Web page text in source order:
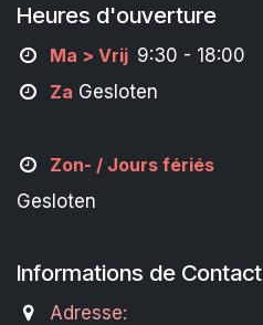
Heures d'ouverture
Ma > Vrij 9:30 - 18:00
Za Gesloten
Zon- / Jours fériés
Gesloten
Informations de Contact
Adresse: